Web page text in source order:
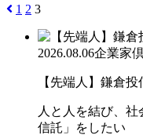
1 2 3
2026.08.06企業家
【先端人】鎌倉
人と人を結び、
信託」をしたい